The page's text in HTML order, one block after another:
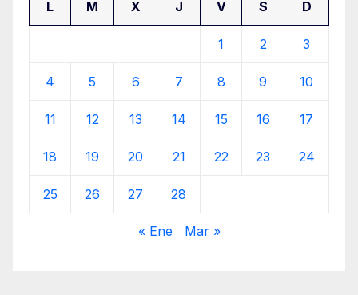
L M X J V S D
1 2 3
4 5 6 7 8 9 10
11 12 13 14 15 16 17
18 19 20 21 22 23 24
25 26 27 28
« Ene Mar »